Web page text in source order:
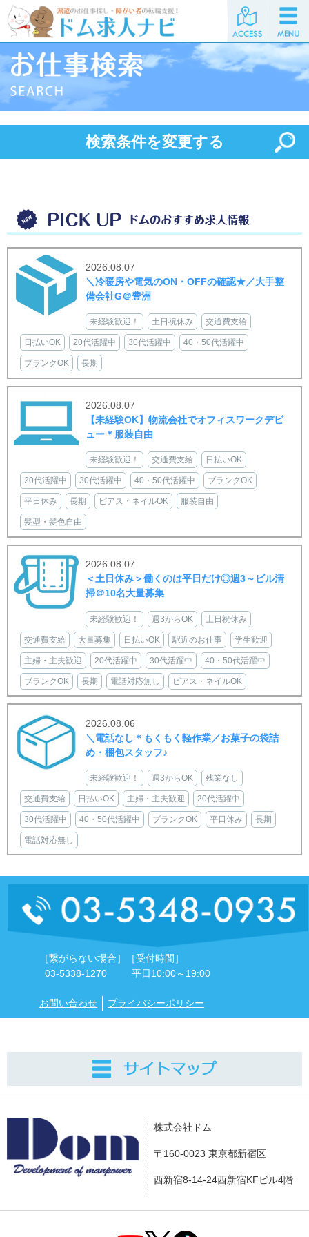
検索条件を変更する
2026.08.07
＼冷暖房や電気のON・OFFの確認★／大手整
備会社G＠豊洲
未経験歓迎！ 土日祝休み 交通費支給
日払いOK 20代活躍中 30代活躍中 40・50代活躍中
ブランクOK 長期
2026.08.07
【未経験OK】物流会社でオフィスワークデビ
ュー＊服装自由
未経験歓迎！ 交通費支給 日払いOK
20代活躍中 30代活躍中 40・50代活躍中 ブランクOK
平日休み 長期 ピアス・ネイルOK 服装自由
髪型・髪色自由
2026.08.07
＜土日休み＞働くのは平日だけ◎週3～ビル清
掃＠10名大量募集
未経験歓迎！ 週3からOK 土日祝休み
交通費支給 大量募集 日払いOK 駅近のお仕事 学生歓迎
主婦・主夫歓迎 20代活躍中 30代活躍中 40・50代活躍中
ブランクOK 長期 電話対応無し ピアス・ネイルOK
2026.08.06
＼電話なし＊もくもく軽作業／お菓子の袋詰
め・梱包スタッフ♪
未経験歓迎！ 週3からOK 残業なし
交通費支給 日払いOK 主婦・主夫歓迎 20代活躍中
30代活躍中 40・50代活躍中 ブランクOK 平日休み 長期
電話対応無し
［繋がらない場合］
03-5338-1270
［受付時間］
平日10:00～19:00
お問い合わせ プライバシーポリシー
株式会社ドム
〒160-0023 東京都新宿区
西新宿8-14-24西新宿KFビル4階